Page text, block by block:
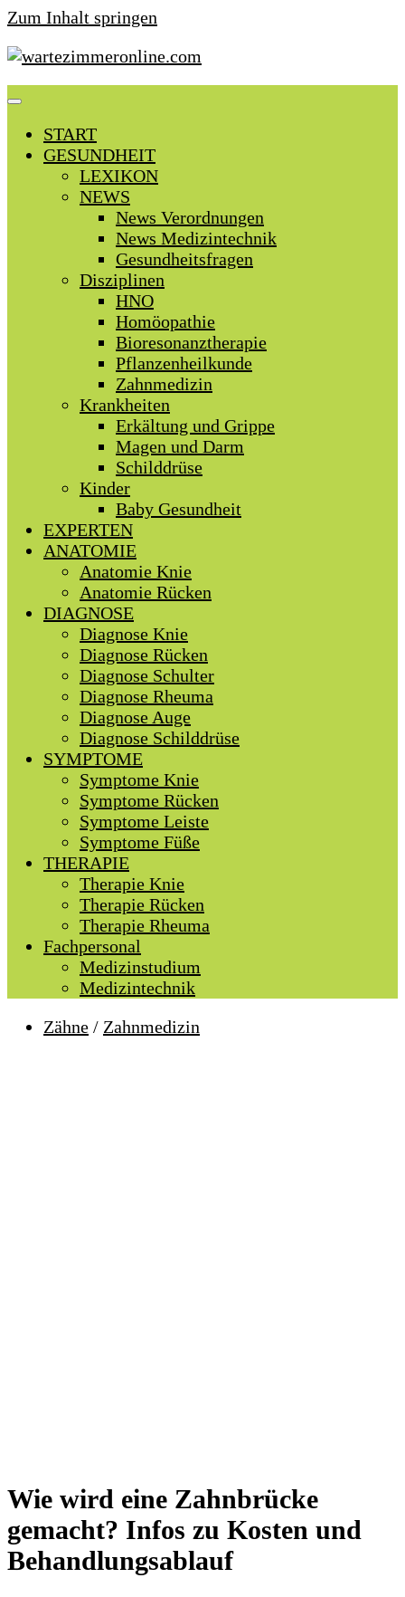
Zum Inhalt springen
START
GESUNDHEIT
LEXIKON
NEWS
News Verordnungen
News Medizintechnik
Gesundheitsfragen
Disziplinen
HNO
Homöopathie
Bioresonanztherapie
Pflanzenheilkunde
Zahnmedizin
Krankheiten
Erkältung und Grippe
Magen und Darm
Schilddrüse
Kinder
Baby Gesundheit
EXPERTEN
ANATOMIE
Anatomie Knie
Anatomie Rücken
DIAGNOSE
Diagnose Knie
Diagnose Rücken
Diagnose Schulter
Diagnose Rheuma
Diagnose Auge
Diagnose Schilddrüse
SYMPTOME
Symptome Knie
Symptome Rücken
Symptome Leiste
Symptome Füße
THERAPIE
Therapie Knie
Therapie Rücken
Therapie Rheuma
Fachpersonal
Medizinstudium
Medizintechnik
Zähne / Zahnmedizin
Wie wird eine Zahnbrücke
gemacht? Infos zu Kosten und
Behandlungsablauf